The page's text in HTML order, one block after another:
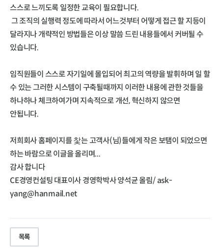
스스로 느끼도록 일정한 교육이 필요합니다.
그 조직의 실행력 정도에 따라서 어느것부터 어떻게 접근 할 지등이
달라지나 개략적인 방법들은 이상 말씀 드린 내용들에서 커버될 수
있습니다.
임직원들이 스스로 자기일에 몰입되어 최고의 역량을 발휘하며 일 할
수 있는 그러한 시스템이 구축될때까지 이러한 내용에 관한 것들을
하나하나 체크하여가며 지속적으로 개선, 혁신하지 않으면
안됩니다.
저희회사 홈페이지를 찿는 고객사(님)들에게 작은 보탬이 되었으면
하는 바람으로 이글을 올리며...
감사 합니다
CE경영컨설팅 대표이사 경영학박사 양석균 올림/ ask-
yang@hanmail.net
목록